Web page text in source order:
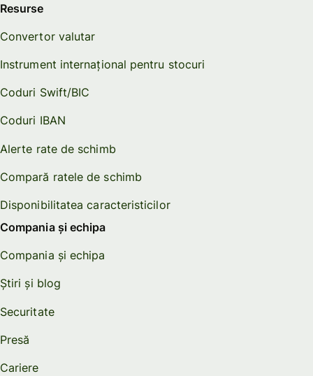
Resurse
Convertor valutar
Instrument internațional pentru stocuri
Coduri Swift/BIC
Coduri IBAN
Alerte rate de schimb
Compară ratele de schimb
Disponibilitatea caracteristicilor
Compania și echipa
Compania și echipa
Știri și blog
Securitate
Presă
Cariere